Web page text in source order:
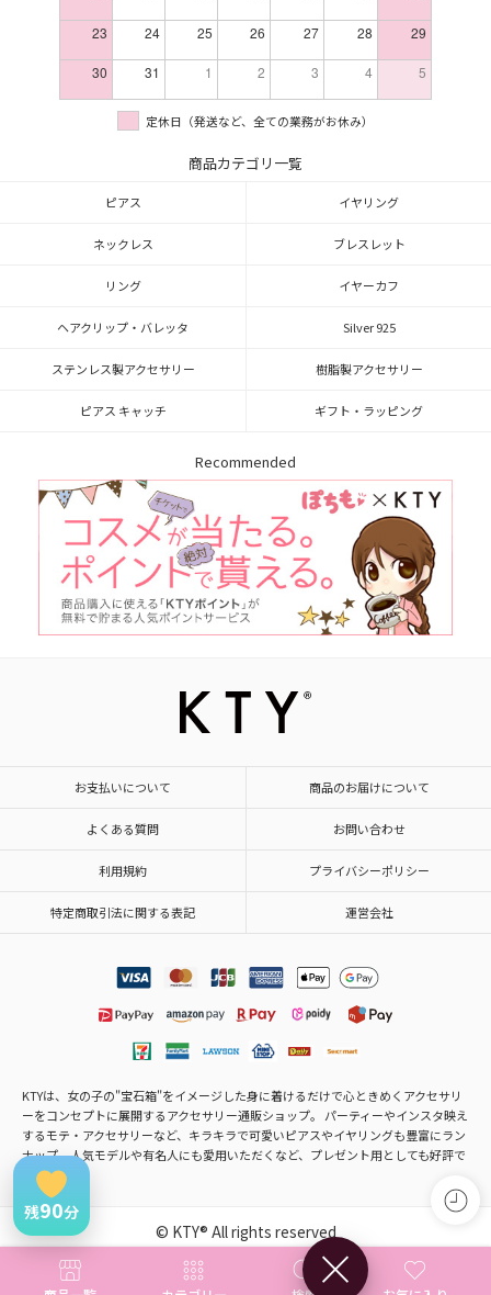
23 24 25 26 27 28 29
30 31 1 2 3 4 5
定休日（発送など、全ての業務がお休み）
商品カテゴリ一覧
ブレスレット
ヘアクリップ・バレッタ
ステンレス製アクセサリー 樹脂製アクセサリー
ギフト・ラッピング
Recommended
お支払いについて 商品のお届けについて
よくある質問 お問い合わせ
利用規約 プライバシーポリシー
特定商取引法に関する表記 運営会社
KTYは、女の子の"宝石箱"をイメージした身に着けるだけで心ときめくアクセサリ
ーをコンセプトに展開するアクセサリー通販ショップ。 パーティーやインスタ映え
するモテ・アクセサリーなど、キラキラで可愛いピアスやイヤリングも豊富にラン
ナップ。人気モデルや有名人にも愛用いただくなど、プレゼント用としても好評で
© KTY® All rights reserved
×
残90分